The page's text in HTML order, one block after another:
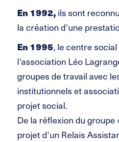
En 1992,ils sont
la création d’une
En 1995, le centre
l’association Léo
groupes de travail avec
institutionnels et
projet social.
De la réflexion du groupe
projet d’un Relais